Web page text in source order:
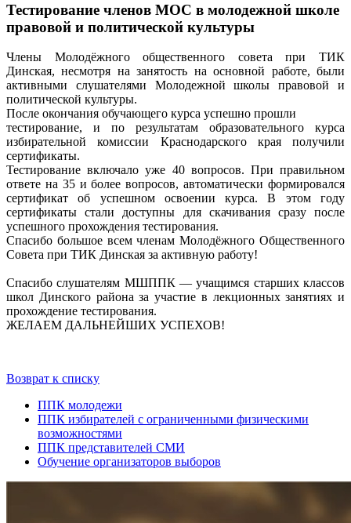
Тестирование членов МОС в молодежной школе
правовой и политической культуры
Члены Молодёжного общественного совета при ТИК
Динская, несмотря на занятость на основной работе, были
активными слушателями Молодежной школы правовой и
политической культуры.
После окончания обучающего курса успешно прошли
тестирование, и по результатам образовательного курса
избирательной комиссии Краснодарского края получили
сертификаты.
Тестирование включало уже 40 вопросов. При правильном
ответе на 35 и более вопросов, автоматически формировался
сертификат об успешном освоении курса. В этом году
сертификаты стали доступны для скачивания сразу после
успешного прохождения тестирования.
Спасибо большое всем членам Молодёжного Общественного
Совета при ТИК Динская за активную работу!
Спасибо слушателям МШППК — учащимся старших классов
школ Динского района за участие в лекционных занятиях и
прохождение тестирования.
ЖЕЛАЕМ ДАЛЬНЕЙШИХ УСПЕХОВ!
Возврат к списку
ППК молодежи
ППК избирателей с ограниченными физическими
возможностями
ППК представителей СМИ
Обучение организаторов выборов